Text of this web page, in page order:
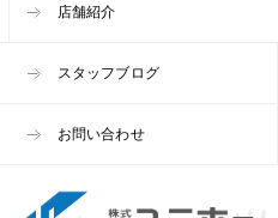
店舗紹介
スタッフブログ
お問い合わせ